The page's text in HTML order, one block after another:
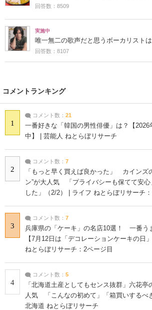
回答数：8509
実施中
唯一無二の歌声だと思うボーカリストは
回答数：8107
コメントランキング
1
コメント数： 21
一番好きな「韓国の男性俳優」は？【
中】 | 芸能人 ねとらぼリサーチ
2
コメント数： 7
「もっと早く買えば良かった」 カインズ
ン”が大人気 「プライバシーも保てて安心
した」（2/2） | ライフ ねとらぼリサーチ
3
コメント数： 7
兵庫県の「ケーキ」の名店10選！ 一番う
【7月12日は「デコレーションケーキの日
ねとらぼリサーチ：2ページ目
4
コメント数： 5
「北海道土産としてもセンス抜群」六花亭
人気 「こんなの初めて」「箱買いするべ
北海道 ねとらぼリサーチ